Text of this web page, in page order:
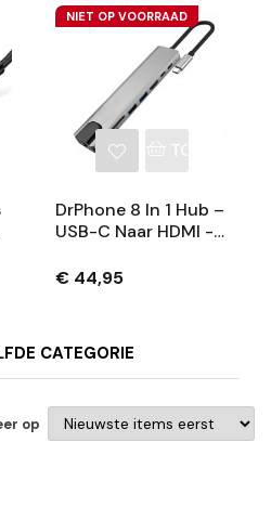
AAN WINKELWAGEN
NIET OP VOORRAAD
DrPhone 8 In 1 Hub –
USB-C Naar HDMI -
USB-C - RJ45
Gray
€ 44,95
CATEGORIE
op